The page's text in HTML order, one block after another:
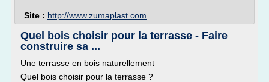
Site : http://www.zumaplast.com
Quel bois choisir pour la terrasse - Faire
construire sa ...
Une terrasse en bois naturellement
Quel bois choisir pour la terrasse ?